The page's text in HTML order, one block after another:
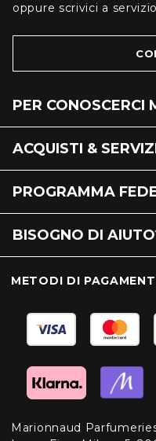
oppure scrivici a
PER CONOSCERCI
ACQUISTI &
PROGRAMMA
BISOGNO DI
METODI DI
Marionnaud